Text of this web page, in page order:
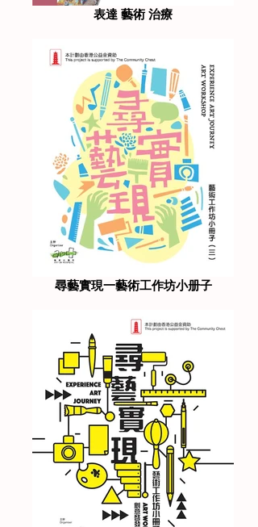
表達 藝術 治療
尋藝實現一藝術工作坊小册子